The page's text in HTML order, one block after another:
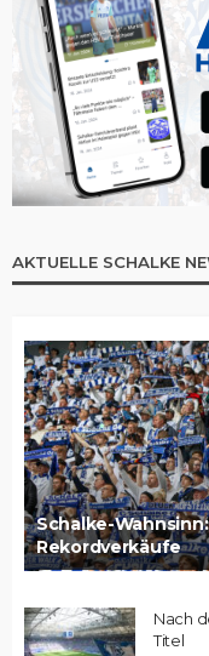
AKTUELLE SCHALKE
Schalke-
Rekordverkäufe
Nach
Titel